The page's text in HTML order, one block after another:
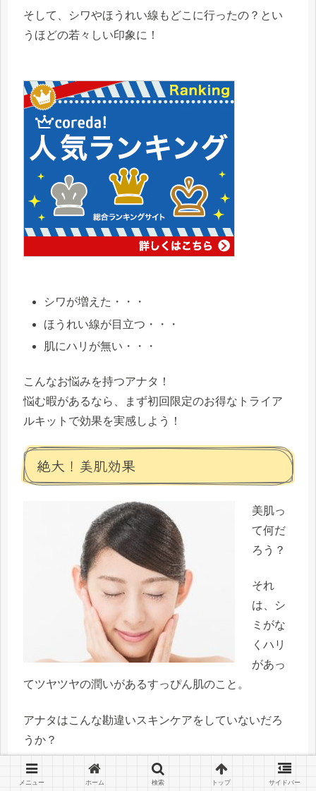
そして、シワやほうれい線もどこに行ったの？ とい
うほどの若々しい印象に！
シワが増えた・・・
ほうれい線が目立つ・・・
肌にハリが無い・・・
こんなお悩みを持つアナタ！
悩む暇があるなら、まず初回限定のお得なトライア
ルキット で効果を実感しよう！
絶大！美肌効果
美肌っ
て何だ
ろう？
それ
は、
シ
ミがな
くハリ
があっ
てツヤツヤの潤いがあるすっぴん肌のこと。
アナタはこんな勘違いスキンケアをしていないだろ
うか？
美白コスメは夏しか使わない
メニュー ホーム 検索 トップ サイドバー